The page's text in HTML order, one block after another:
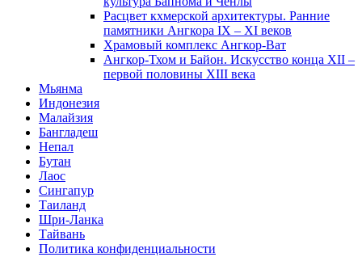
Расцвет кхмерской архитектуры. Ранние
памятники Ангкора IX – XI веков
Храмовый комплекс Ангкор-Ват
Ангкор-Тхом и Байон. Искусство конца XII –
первой половины XIII века
Мьянма
Индонезия
Малайзия
Бангладеш
Непал
Бутан
Лаос
Сингапур
Таиланд
Шри-Ланка
Тайвань
Политика конфиденциальности